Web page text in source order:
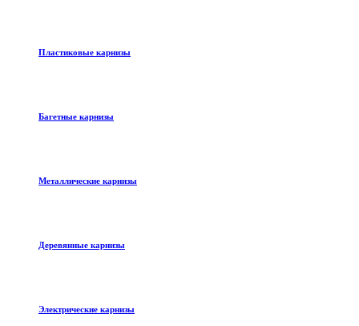
Пластиковые карнизы
Багетные карнизы
Металлические карнизы
Деревянные карнизы
Электрические карнизы